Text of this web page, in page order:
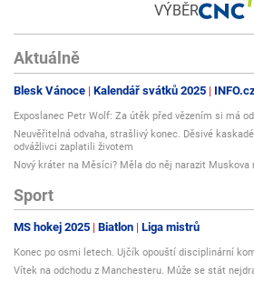
VÝBĚR
Aktuálně
Blesk Vánoce Kalendář svátků 2025 INFO.cz
Exposlanec Petr Wolf: Za útěk před vězením si má
Neuvěřitelná odvaha, strašlivý konec. Děsivé
odvážlivci zaplatili životem
Nový kráter na Měsíci? Měla do něj narazit Muskova
Sport
MS hokej 2025 Biatlon Liga mistrů
Konec po osmi letech. Ujčík opouští disciplinární
Vítek na odchodu z Manchesteru. Může se stát